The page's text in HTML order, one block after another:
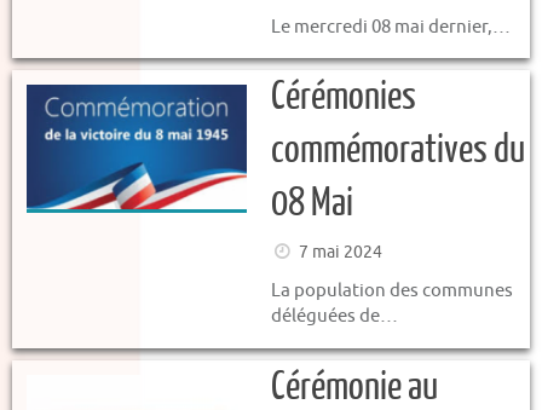
Le mercredi 08 mai dernier,…
Cérémonies
commémoratives du
08 Mai
7 mai 2024
La population des communes
déléguées de…
Cérémonie au